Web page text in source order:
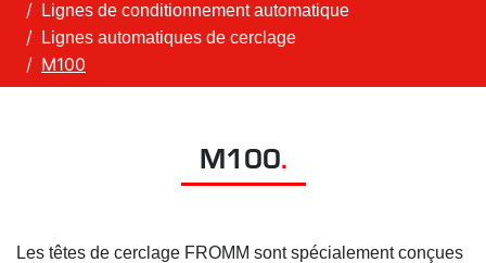
Lignes de conditionnement automatique
Lignes automatiques de cerclage
M100
M100.
Les têtes de cerclage FROMM sont spécialement conçues